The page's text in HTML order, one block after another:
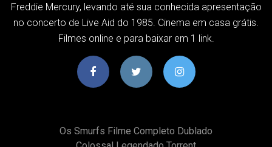
Freddie Mercury, levando até sua conhecida apresentação
no concerto de Live Aid do 1985. Cinema em casa grátis.
Filmes online e para baixar em 1 link.
Os Smurfs Filme Completo Dublado